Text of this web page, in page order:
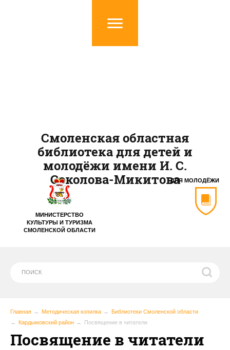
МИНИСТЕРСТВО
КУЛЬТУРЫ И ТУРИЗМА
СМОЛЕНСКОЙ ОБЛАСТИ
ДЛЯ МОЛОДЁЖИ
Смоленская областная
библиотека для детей и
молодёжи имени И. С.
Соколова-Микитова
Главная Методическая копилка
Библиотеки Смоленской области
Кардымовский район
Посвящение в читатели
Посвящение в читатели